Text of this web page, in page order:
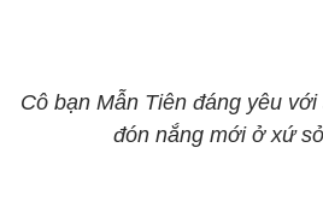
Cô bạn Mẫn Tiên đáng yêu
đón nắng mới ở xứ